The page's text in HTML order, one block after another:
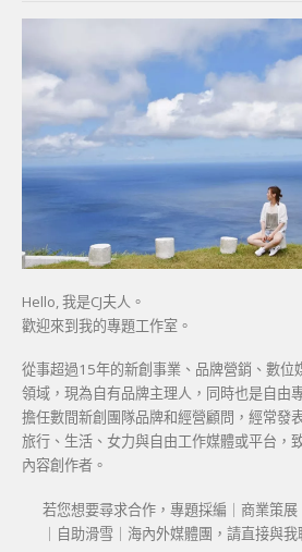
Hello, 我是CJ夫人。
歡迎來到我的專題工作室。
從事超過15年的新創事業、品牌營銷、數位
領域，現為自有品牌主理人，同時也是自由
擔任數間新創團隊品牌和經營顧問，經常發
旅行、生活、女力與自由工作媒體或平台，
內容創作者。
若您想要尋求合作，專題採編｜商業策
｜自助滑雪｜海內外媒體團，請直接與我